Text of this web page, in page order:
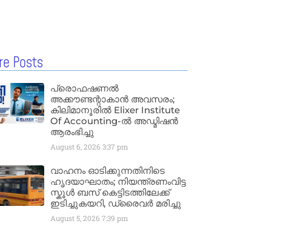
Posts
പ്രൊഫഷണൽ
അക്കൗണ്ടന്റാകാൻ അവസരം;
കിലിമാനൂരിൽ Elixer Institute
Of Accounting-ൽ അഡ്മിഷൻ
ആരംഭിച്ചു
August 6, 2026 3:37 pm
വാഹനം ഓടിക്കുന്നതിനിടെ
ഹൃദയാഘാതം; നിയന്ത്രണംവിട്ട
സ്കൂൾ ബസ് കെട്ടിടത്തിലേക്ക്
ഇടിച്ചുകയറി, ഡ്രൈവർ മരിച്ചു
August 5, 2026 7:39 pm